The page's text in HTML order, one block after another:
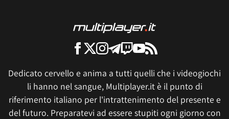
Dedicato cervello e anima a tutti quelli che i videogiochi
li hanno nel sangue, Multiplayer.it è il punto di
riferimento italiano per l'intrattenimento del presente e
del futuro. Preparatevi ad essere stupiti ogni giorno con